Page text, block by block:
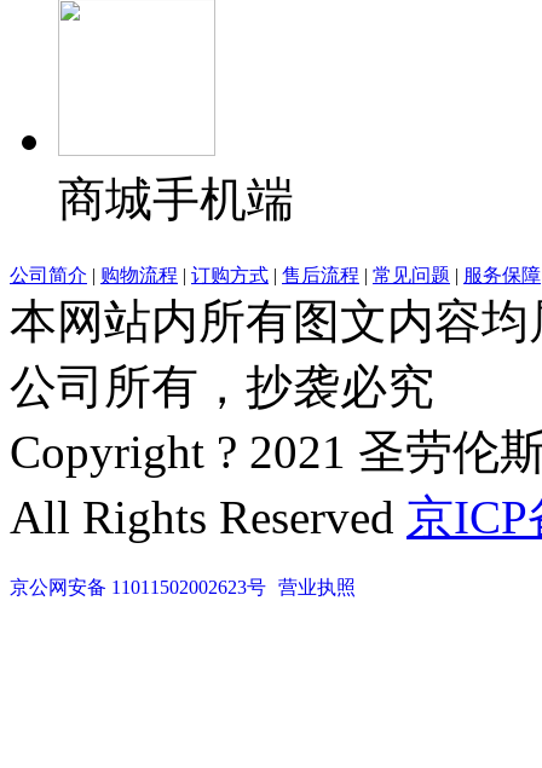
商城手机端
公司简介 | 购物流程 | 订购方式 | 售后流程 | 常见问题 | 服务保障
本网站内所有图文内容
公司所有，抄袭必究
Copyright ? 2021 圣劳伦
All Rights Reserved 京ICP
京公网安备 11011502002623号 营业执照